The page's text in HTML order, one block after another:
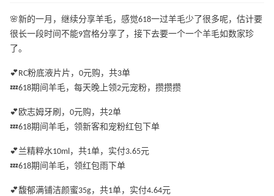
🌸新的一月，继续分享羊毛，感觉618一过羊毛少了很多呢，估计要
很长一段时间不能9宫格分享了，接下去要一个一个羊毛如数家珍
了。
💕RC粉底液片片，0元购，共3单
💤618期间羊毛，每天晚上领2元宠粉，攒攒攒
💕欧志姆牙刷，0元购，共2单
💤618期间羊毛，领新客和宠粉红包下单
💕兰精粹水10ml，共1单，实付3.65元
💤618期间羊毛，领红包雨下单
💕馥郁满铺洁颜蜜35g，共1单，实付4.64元